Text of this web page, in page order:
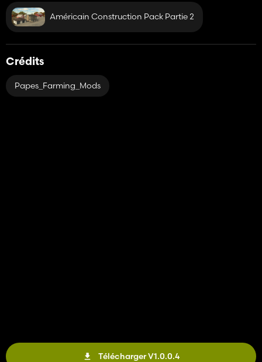
Américain Construction Pack Partie 2
Crédits
Papes_Farming_Mods
Télécharger V1.0.0.4